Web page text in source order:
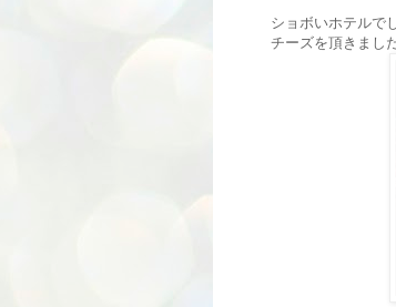
ショボいホテルで
チーズを頂きました